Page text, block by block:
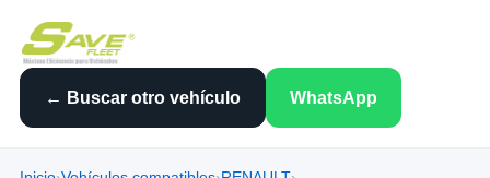
← Buscar otro vehículo WhatsApp